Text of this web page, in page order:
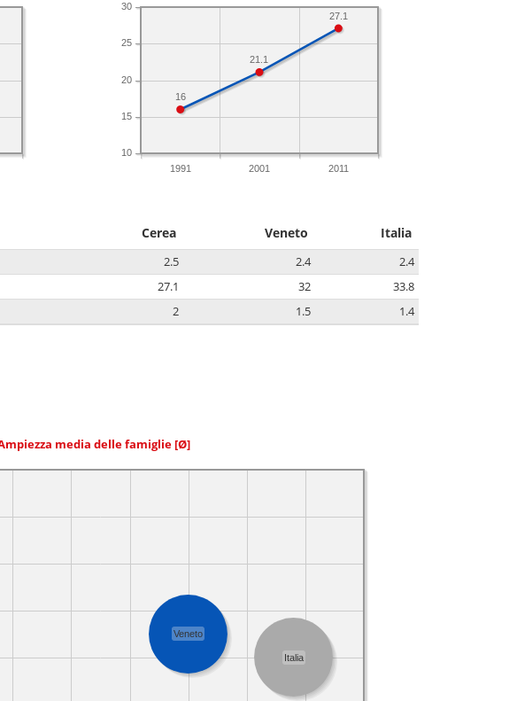
1991 2001 2011
10
15
20
25
30
27.1
21.1
16
Cerea Veneto Italia
2.5 2.4
2.4
27.1 32
33.8
2 1.5 1.4
media delle famiglie [Ø]
Veneto
Italia